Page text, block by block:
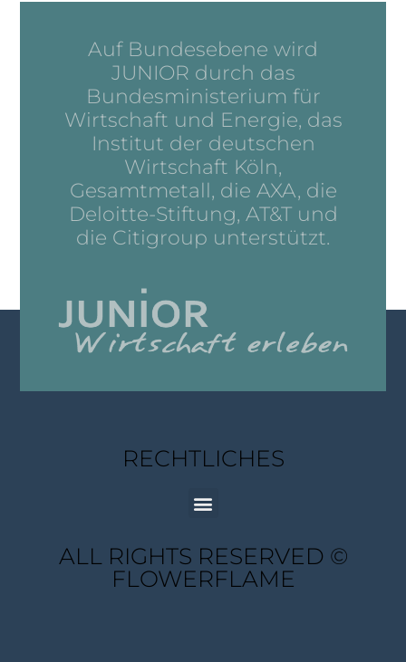
Auf Bundesebene wird
JUNIOR durch das
Bundesministerium für
Wirtschaft und Energie, das
Institut der deutschen
Wirtschaft Köln,
Gesamtmetall, die AXA, die
Deloitte-Stiftung, AT&T und
die Citigroup unterstützt.
RECHTLICHES
ALL RIGHTS RESERVED ©
FLOWERFLAME